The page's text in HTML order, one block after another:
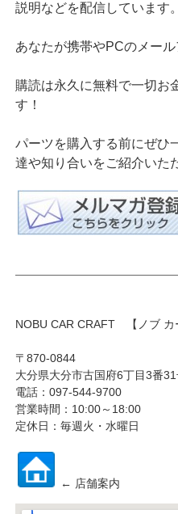
説明などを配信しています。
あなたが携帯やPCのメー
購読は永久に無料で一切お
す！
パーツを購入する前にぜひ
達や知り合いをご紹介いた
NOBU CAR CRAFT 【ノブ カ
〒870-0844
大分県大分市古国府6丁目3番
電話：097-544-9700
営業時間：10:00～18:00
定休日：毎週火・水曜日
← 店舗案内